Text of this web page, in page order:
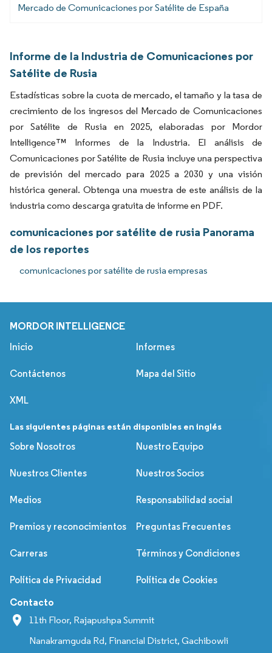
Mercado de Comunicaciones por Satélite de España
Informe de la Industria de Comunicaciones por
Satélite de Rusia
Estadísticas sobre la cuota de mercado, el tamaño y la tasa de
crecimiento de los ingresos del Mercado de Comunicaciones
por Satélite de Rusia en 2025, elaboradas por Mordor
Intelligence™ Informes de la Industria. El análisis de
Comunicaciones por Satélite de Rusia incluye una perspectiva
de previsión del mercado para 2025 a 2030 y una visión
histórica general. Obtenga una muestra de este análisis de la
industria como descarga gratuita de informe en PDF.
comunicaciones por satélite de rusia Panorama
de los reportes
comunicaciones por satélite de rusia empresas
MORDOR INTELLIGENCE
Inicio Informes
Contáctenos Mapa del Sitio
XML
Las siguientes páginas están disponibles en inglés
Sobre Nosotros
Nuestro Equipo
Nuestros Clientes Nuestros Socios
Medios Responsabilidad social
Premios y reconocimientos Preguntas Frecuentes
Carreras Términos y Condiciones
Política de Privacidad Política de Cookies
Contacto
11th Floor, Rajapushpa Summit
Nanakramguda Rd, Financial District, Gachibowli